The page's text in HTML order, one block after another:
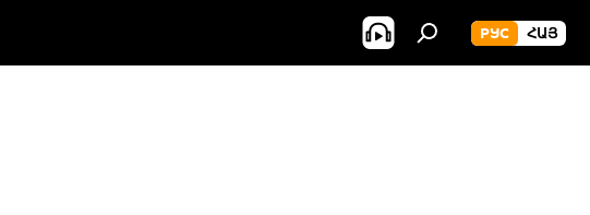
РУС ՀԱՅ